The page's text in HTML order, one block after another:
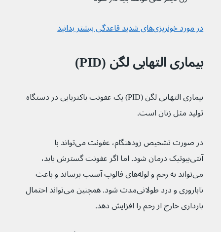
در مورد خونریزی‌های شدید قاعدگی بیشتر بدانید
بیماری التهابی لگن (PID)
بیماری التهابی لگن (PID) یک عفونت باکتریایی در دستگاه
تولید مثل زنان است.
در صورت تشخیص زودهنگام، عفونت می‌تواند با
آنتی‌بیوتیک درمان شود. اما اگر عفونت گسترش یابد،
می‌تواند به رحم و لوله‌های فالوپ آسیب برساند و باعث
ناباروری و درد طولانی‌مدت شود. همچنین می‌تواند احتمال
بارداری خارج از رحم را افزایش دهد.